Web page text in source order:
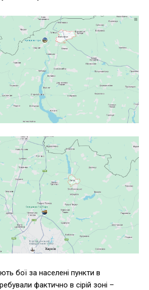
бої за населені пункти в
фактично в сірій зоні –